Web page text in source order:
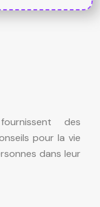
des
pour la vie
dans leur